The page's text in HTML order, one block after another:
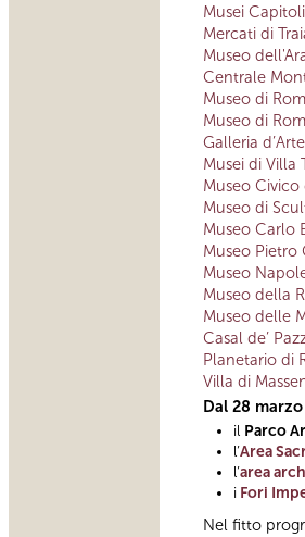
Musei
Mercati di
Museo
Centrale
Museo di
Museo di
Galleria
Musei di Villa
Museo
Museo di
Museo Carlo
Museo Pietro
Museo
Museo della
Museo delle
Casal de’
Planetario di
Villa di
Dal 28 marzo
il Parco
l’Area
l’area
i Fori
Nel fitto